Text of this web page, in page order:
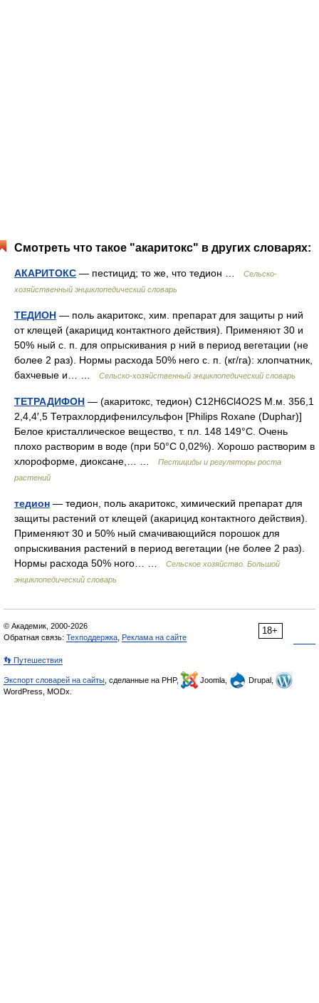
Смотреть что такое "акаритокс" в других словарях:
АКАРИТОКС — пестицид; то же, что тедион …
Сельско-
хозяйственный энциклопедический словарь
ТЕДИОН — поль акаритокс, хим. препарат для защиты р ний
от клещей (акарицид контактного действия). Применяют 30 и
50% ный с. п. для опрыскивания р ний в период вегетации (не
более 2 раз). Нормы расхода 50% него с. п. (кг/га): хлопчатник,
бахчевые и… …
Сельско-хозяйственный энциклопедический словарь
ТЕТРАДИФОН — (акаритокс, тедион) C12H6Cl4O2S М.м. 356,1
2,4,4′,5 Тетрахлордифенилсульфон [Philips Roxane (Duphar)]
Белое кристаллическое вещество, т. пл. 148 149°С. Очень
плохо растворим в воде (при 50°С 0,02%). Хорошо растворим в
хлороформе, диоксане,… …
Пестициды и регуляторы роста
растений
тедион — тедион, поль акаритокс, химический препарат для
защиты растений от клещей (акарицид контактного действия).
Применяют 30 и 50% ный смачивающийся порошок для
опрыскивания растений в период вегетации (не более 2 раз).
Нормы расхода 50% ного… …
Сельское хозяйство. Большой
энциклопедический словарь
18+
© Академик, 2000-2026
Обратная связь: Техподдержка Реклама на сайте
👣 Путешествия
Экспорт словарей на сайты , сделанные на PHP, Joomla,
Drupal,
WordPress, MODx.